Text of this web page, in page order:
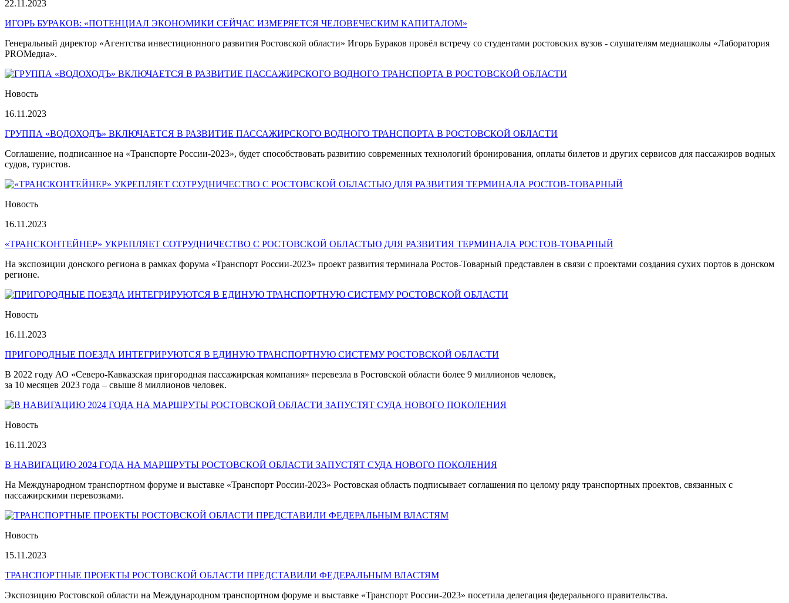
22.11.2023
ИГОРЬ БУРАКОВ: «ПОТЕНЦИАЛ ЭКОНОМИКИ СЕЙЧАС ИЗМЕРЯЕТСЯ ЧЕЛОВЕЧЕСКИМ КАПИТАЛОМ»
Генеральный директор «Агентства инвестиционного развития Ростовской области» Игорь Бураков провёл встречу со студентами ростовских вузов - слушателям медиашколы «Лаборатория
PROМедиа».
Новость
16.11.2023
ГРУППА «ВОДОХОДЪ» ВКЛЮЧАЕТСЯ В РАЗВИТИЕ ПАССАЖИРСКОГО ВОДНОГО ТРАНСПОРТА В РОСТОВСКОЙ ОБЛАСТИ
Соглашение, подписанное на «Транспорте России-2023», будет способствовать развитию современных технологий бронирования, оплаты билетов и других сервисов для пассажиров водных
судов, туристов.
Новость
16.11.2023
«ТРАНСКОНТЕЙНЕР» УКРЕПЛЯЕТ СОТРУДНИЧЕСТВО С РОСТОВСКОЙ ОБЛАСТЬЮ ДЛЯ РАЗВИТИЯ ТЕРМИНАЛА РОСТОВ-ТОВАРНЫЙ
На экспозиции донского региона в рамках форума «Транспорт России-2023» проект развития терминала Ростов-Товарный представлен в связи с проектами создания сухих портов в донском
регионе.
Новость
16.11.2023
ПРИГОРОДНЫЕ ПОЕЗДА ИНТЕГРИРУЮТСЯ В ЕДИНУЮ ТРАНСПОРТНУЮ СИСТЕМУ РОСТОВСКОЙ ОБЛАСТИ
В 2022 году АО «Северо-Кавказская пригородная пассажирская компания» перевезла в Ростовской области более 9 миллионов человек,
за 10 месяцев 2023 года – свыше 8 миллионов человек.
Новость
16.11.2023
В НАВИГАЦИЮ 2024 ГОДА НА МАРШРУТЫ РОСТОВСКОЙ ОБЛАСТИ ЗАПУСТЯТ СУДА НОВОГО ПОКОЛЕНИЯ
На Международном транспортном форуме и выставке «Транспорт России-2023» Ростовская область подписывает соглашения по целому ряду транспортных проектов, связанных с
пассажирскими перевозками.
Новость
15.11.2023
ТРАНСПОРТНЫЕ ПРОЕКТЫ РОСТОВСКОЙ ОБЛАСТИ ПРЕДСТАВИЛИ ФЕДЕРАЛЬНЫМ ВЛАСТЯМ
Экспозицию Ростовской области на Международном транспортном форуме и выставке «Транспорт России-2023» посетила делегация федерального правительства.